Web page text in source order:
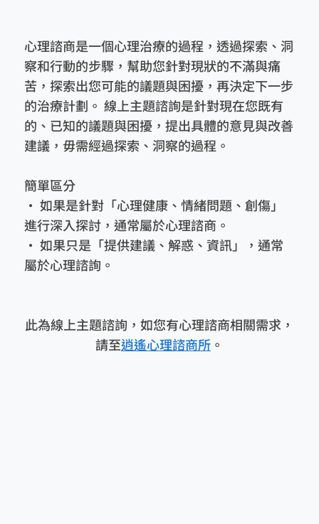
心理諮商是一個心理治療的過程，透過探索、洞
察和行動的步驟，幫助您針對現狀的不滿與痛
苦，探索出您可能的議題與困擾，再決定下一步
的治療計劃。 線上主題諮詢是針對現在您既有
的、已知的議題與困擾，提出具體的意見與改善
建議，毋需經過探索、洞察的過程。
簡單區分
• 如果是針對「心理健康、情緒問題、創傷」
進行深入探討，通常屬於心理諮商。
• 如果只是「提供建議、解惑、資訊」，通常
屬於心理諮詢。
此為線上主題諮詢，如您有心理諮商相關需求，
請至逍遙心理諮商所 。